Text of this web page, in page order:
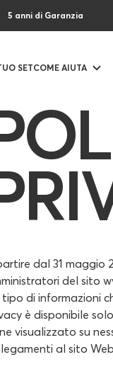
5 anni di Garanzia
SETCOME AIUTA
dal 31 maggio
del sito
tipo di informazioni
è disponibile
visualizzato su
al sito